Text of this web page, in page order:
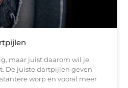
maar juist daarom wil je
De juiste dartpijlen geven
worp en vooral meer